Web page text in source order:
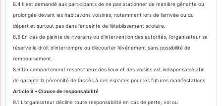
8.4 Il est demandé aux participants de ne pas stationner de manière gênante ou
prolongée devant les habitations voisines, notamment lors de l’arrivée ou du
départ et surtout pas dans l’enceinte de l’établissement scolaire.
8.5 En cas de plainte de riverains ou d’intervention des autorités, l’organisateur se
réserve le droit d’interrompre ou d’écourter l’événement sans possibilité de
remboursement.
8.6 Un comportement respectueux des lieux et des voisins est indispensable afin
de garantir la pérennité de l’accès à ces espaces pour les futures manifestations.
Article 9 – Clause de responsabilité
9.1 L’organisateur décline toute responsabilité en cas de perte, vol ou